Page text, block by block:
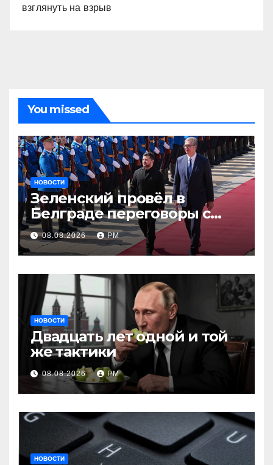
взглянуть на взрыв
You missed
НОВОСТИ
Зеленский провёл в
Белграде переговоры с
Вучичем
08.08.2026 РМ
НОВОСТИ
Двадцать лет одной и той
же тактики
08.08.2026 РМ
НОВОСТИ